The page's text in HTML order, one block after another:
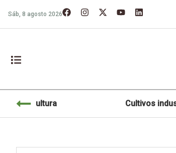
Sáb, 8 agosto 2026
Agricultura Cultivos